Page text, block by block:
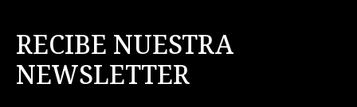
RECIBE NUESTRA
NEWSLETTER